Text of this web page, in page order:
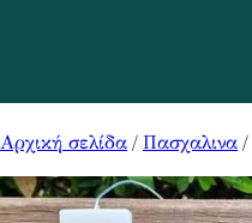
Αρχική σελίδα / Πασχαλινα /